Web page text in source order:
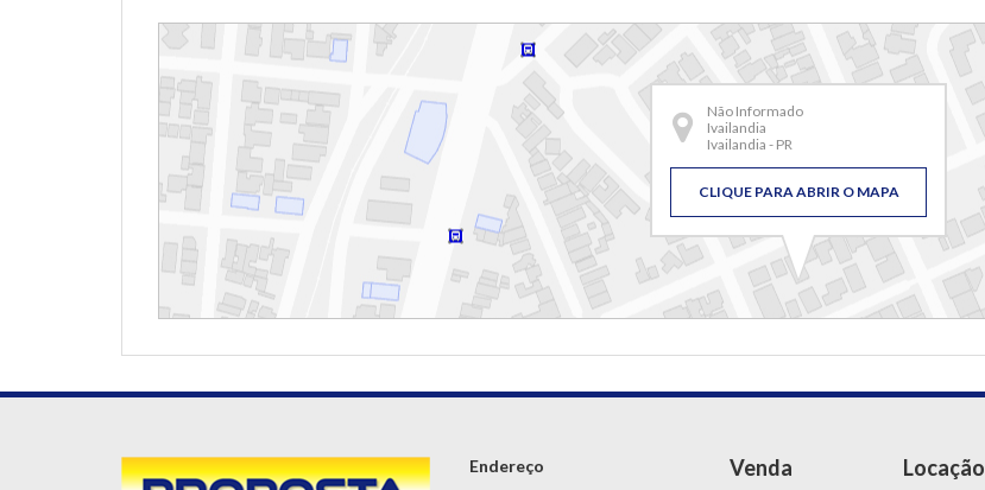
Não Informado
Ivailandia
Ivailandia - PR
CLIQUE PARA ABRIR O MAPA
Endereço Venda Locação